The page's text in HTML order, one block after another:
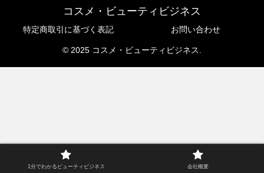
コスメ・ビューティビジネス
特定商取引に基づく表記 お問い合わせ
© 2025 コスメ・ビューティビジネス.
1分でわかるビューティビジネス 会社概要